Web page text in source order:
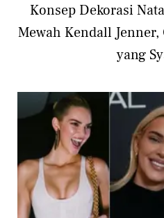
Konsep Dekorasi
Mewah Kendall
yang